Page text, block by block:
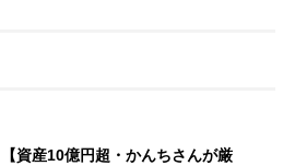
【資産10億円超・かんちさんが厳